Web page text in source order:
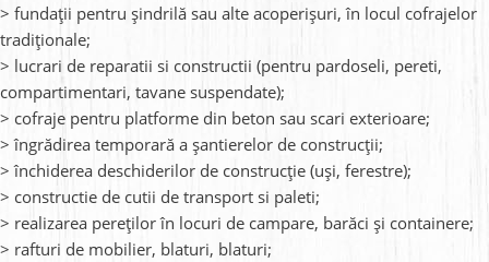
> fundații pentru șindrilă sau alte acoperișuri, în locul cofrajelor
tradiționale;
> lucrari de reparatii si constructii (pentru pardoseli, pereti,
compartimentari, tavane suspendate);
> cofraje pentru platforme din beton sau scari exterioare;
> îngrădirea temporară a șantierelor de construcții;
> închiderea deschiderilor de construcție (uși, ferestre);
> constructie de cutii de transport si paleti;
> realizarea pereților în locuri de campare, barăci și containere;
> rafturi de mobilier, blaturi, blaturi;